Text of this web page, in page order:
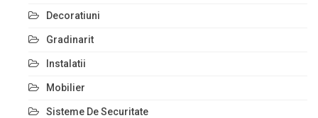
Decoratiuni
Gradinarit
Instalatii
Mobilier
Sisteme De Securitate